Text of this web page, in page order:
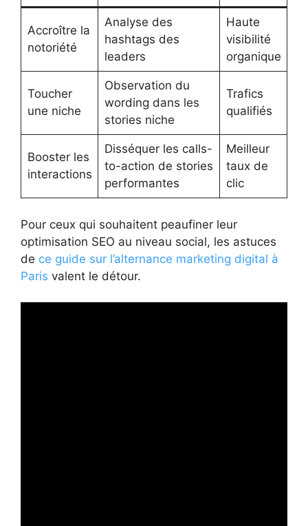
Accroître la
notoriété
Analyse des
hashtags des
leaders
Haute
visibilité
organique
Toucher
une niche
Observation du
wording dans les
stories niche
Trafics
qualifiés
Booster les
interactions
Disséquer les calls-
to-action de stories
performantes
Meilleur
taux de
clic
Pour ceux qui souhaitent peaufiner leur
optimisation SEO au niveau social, les astuces
de ce guide sur l’alternance marketing digital à
Paris valent le détour.